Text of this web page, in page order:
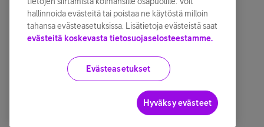
hallinnoida evästeitä tai poistaa ne käytöstä milloin
tahansa evästeasetuksissa. Lisätietoja evästeistä saat
evästeitä koskevasta tietosuojaselosteestamme.
Evästeasetukset
Hyväksy evästeet